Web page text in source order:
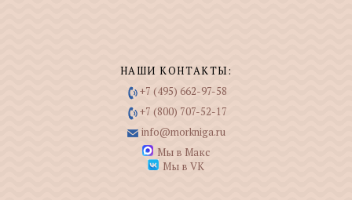
НАШИ КОНТАКТЫ:
+7 (495) 662-97-58
+7 (800) 707-52-17
info@morkniga.ru
Мы в Макс
Мы в VK